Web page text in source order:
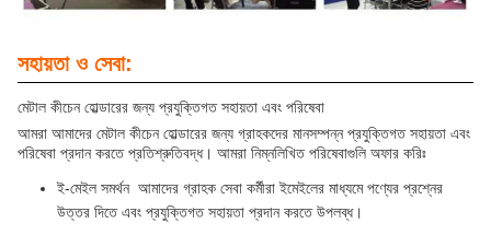
সহায়তা ও সেবা:
মেটাল কীচেন হোল্ডারের জন্য প্রযুক্তিগত সহায়তা এবং পরিষেবা
আমরা আমাদের মেটাল কীচেন হোল্ডারের জন্য গ্রাহকদের মানসম্পন্ন প্রযুক্তিগত সহায়তা এবং
পরিষেবা প্রদান করতে প্রতিশ্রুতিবদ্ধ। আমরা নিম্নলিখিত পরিষেবাগুলি অফার করিঃ
ই-মেইল সমর্থন ️ আমাদের গ্রাহক সেবা কর্মীরা ইমেইলের মাধ্যমে পণ্যের প্রশ্নের
উত্তর দিতে এবং প্রযুক্তিগত সহায়তা প্রদান করতে উপলব্ধ।